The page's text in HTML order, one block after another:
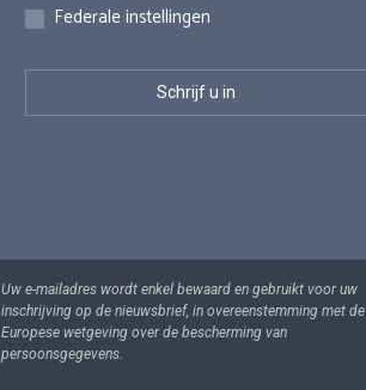
Federale instellingen
Uw e-mailadres wordt enkel bewaard en gebruikt voor uw
inschrijving op de nieuwsbrief, in overeenstemming met de
Europese wetgeving over de bescherming van
persoonsgegevens.